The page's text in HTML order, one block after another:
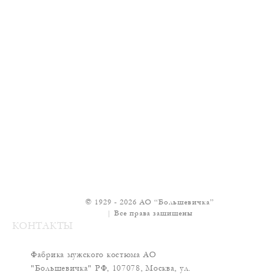
© 1929 - 2026 АО “Большевичка”
| Все права защищены
КОНТАКТЫ
Фабрика мужского костюма АО
"Большевичка" РФ, 107078, Москва, ул.